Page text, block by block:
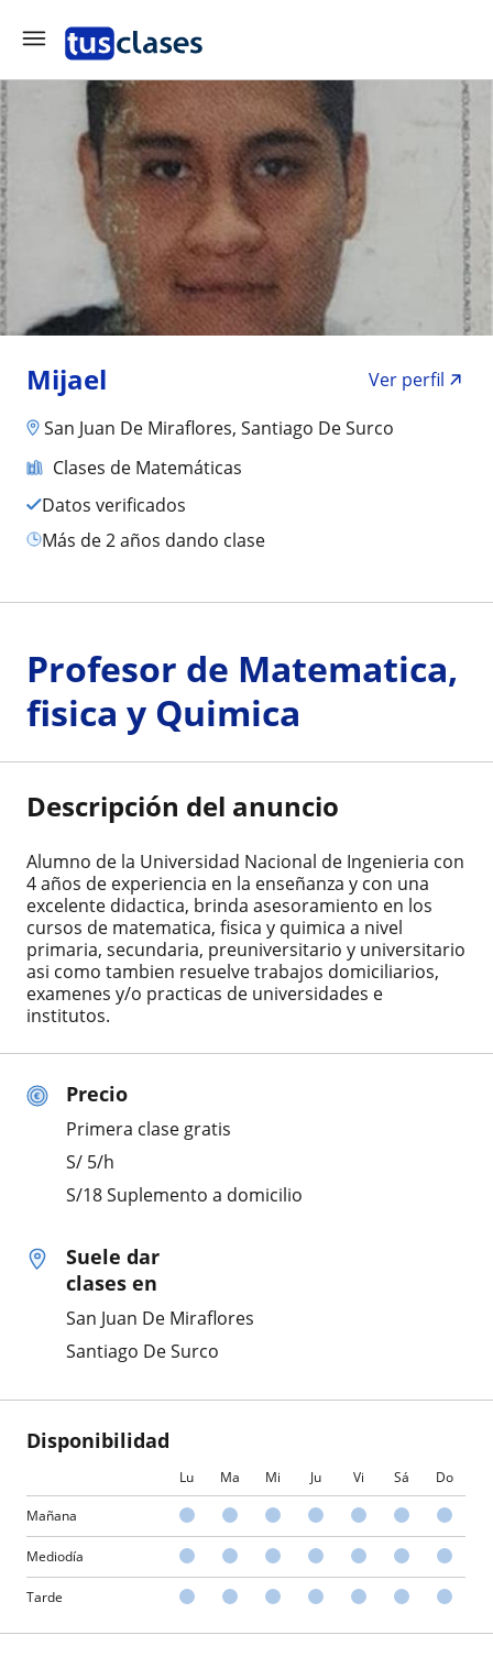
Mijael
Ver perfil
San Juan De Miraflores, Santiago De Surco
Clases de Matemáticas
Datos verificados
más de 2 años dando clase
Precio
Primera clase gratis
S/ 5/h
S/18 Suplemento a domicilio
Suele dar
clases en
San Juan De Miraflores
Santiago De Surco
Disponibilidad
Lu Ma Mi Ju Vi Sá Do
Mañana
Mediodía
Tarde
Profesor de Matematica,
fisica y Quimica
Descripción del anuncio
Alumno de la Universidad Nacional de Ingenieria con
4 años de experiencia en la enseñanza y con una
excelente didactica, brinda asesoramiento en los
cursos de matematica, fisica y quimica a nivel
primaria, secundaria, preuniversitario y universitario
asi como tambien resuelve trabajos domiciliarios,
examenes y/o practicas de universidades e
institutos.